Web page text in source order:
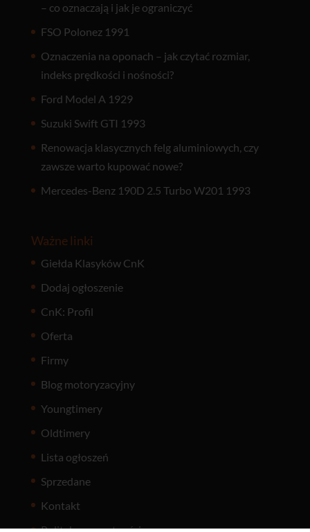
– co oznaczają i jak je ograniczyć
FSO Polonez 1991
Oznaczenia na oponach – jak czytać rozmiar,
indeks prędkości i nośności?
Ford Model A 1929
Suzuki Swift GTI 1993
Renowacja klasycznych felg aluminiowych, czy
zawsze warto kupować nowe?
Mercedes-Benz 190D 2.5 Turbo W201 1993
Ważne linki
Giełda Klasyków CnK
Dodaj ogłoszenie
CnK: Profil
Oferta
Firmy
Blog motoryzacyjny
Youngtimery
Oldtimery
Lista ogłoszeń
Sprzedane
Kontakt
Polityka prywatności